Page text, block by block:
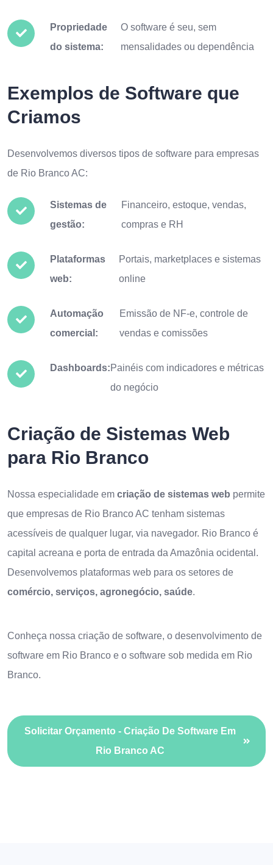
Propriedade
do sistema:
O software é seu, sem
mensalidades ou dependência
Exemplos de Software que
Criamos
Desenvolvemos diversos tipos de software para empresas
de Rio Branco AC:
Sistemas de
gestão:
Financeiro, estoque, vendas,
compras e RH
Plataformas
web:
Portais, marketplaces e sistemas
online
Automação
comercial:
Emissão de NF-e, controle de
vendas e comissões
Dashboards:Painéis com indicadores e métricas
do negócio
Criação de Sistemas Web
para Rio Branco
Nossa especialidade em criação de sistemas web permite
que empresas de Rio Branco AC tenham sistemas
acessíveis de qualquer lugar, via navegador. Rio Branco é
capital acreana e porta de entrada da Amazônia ocidental.
Desenvolvemos plataformas web para os setores de
comércio, serviços, agronegócio, saúde.
Conheça nossa criação de software, o desenvolvimento de
software em Rio Branco e o software sob medida em Rio
Branco.
Solicitar Orçamento - Criação De Software Em
Rio Branco AC